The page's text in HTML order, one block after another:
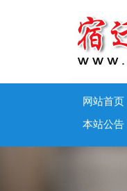
网站首页
本站公告